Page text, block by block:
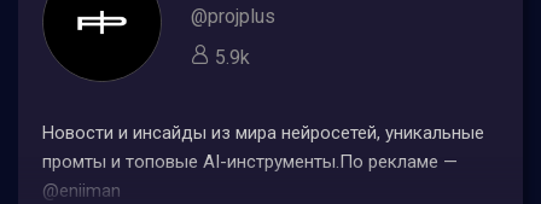
@projplus
5.9k
Новости и инсайды из мира нейросетей, уникальные
промты и топовые AI-инструменты.По рекламе —
@eniiman